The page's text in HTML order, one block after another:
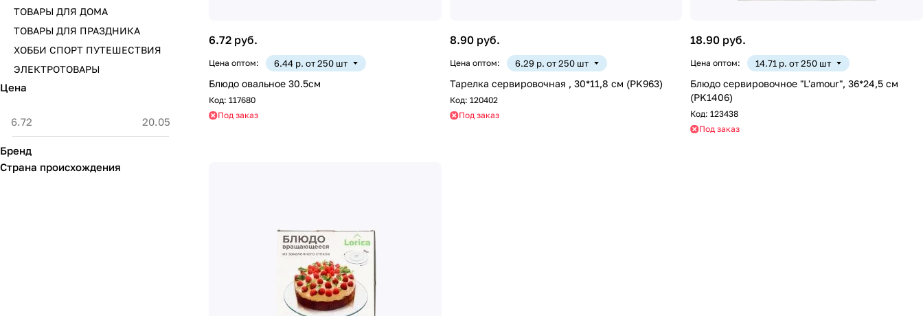
6.72 руб.
Цена оптом: 6.44 р. от 250 шт
Блюдо овальное 30.5см
Код: 117680
Под заказ
8.90 руб.
Цена оптом: 6.29 р. от 250 шт
Тарелка сервировочная , 30*11,8 см (PK963)
Код: 120402
Под заказ
18.90 руб.
Цена оптом: 14.71 р. от 250 шт
Блюдо сервировочное "L'amour", 36*24,5 см
(PK1406)
Код:123438
Под заказ
ТОВАРЫ ДЛЯ ДОМА
ТОВАРЫ ДЛЯ ПРАЗДНИКА
ХОББИ СПОРТ ПУТЕШЕСТВИЯ
ЭЛЕКТРОТОВАРЫ
Цена
Бренд
Страна происхождения